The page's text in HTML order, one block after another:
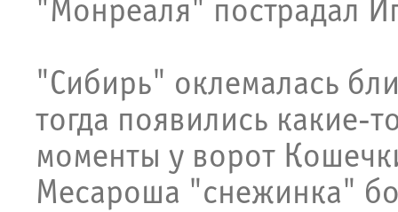
"Монреаля" пострадал
"Сибирь" оклемалась
тогда появились какие-
моменты у ворот
Месароша "снежинка"